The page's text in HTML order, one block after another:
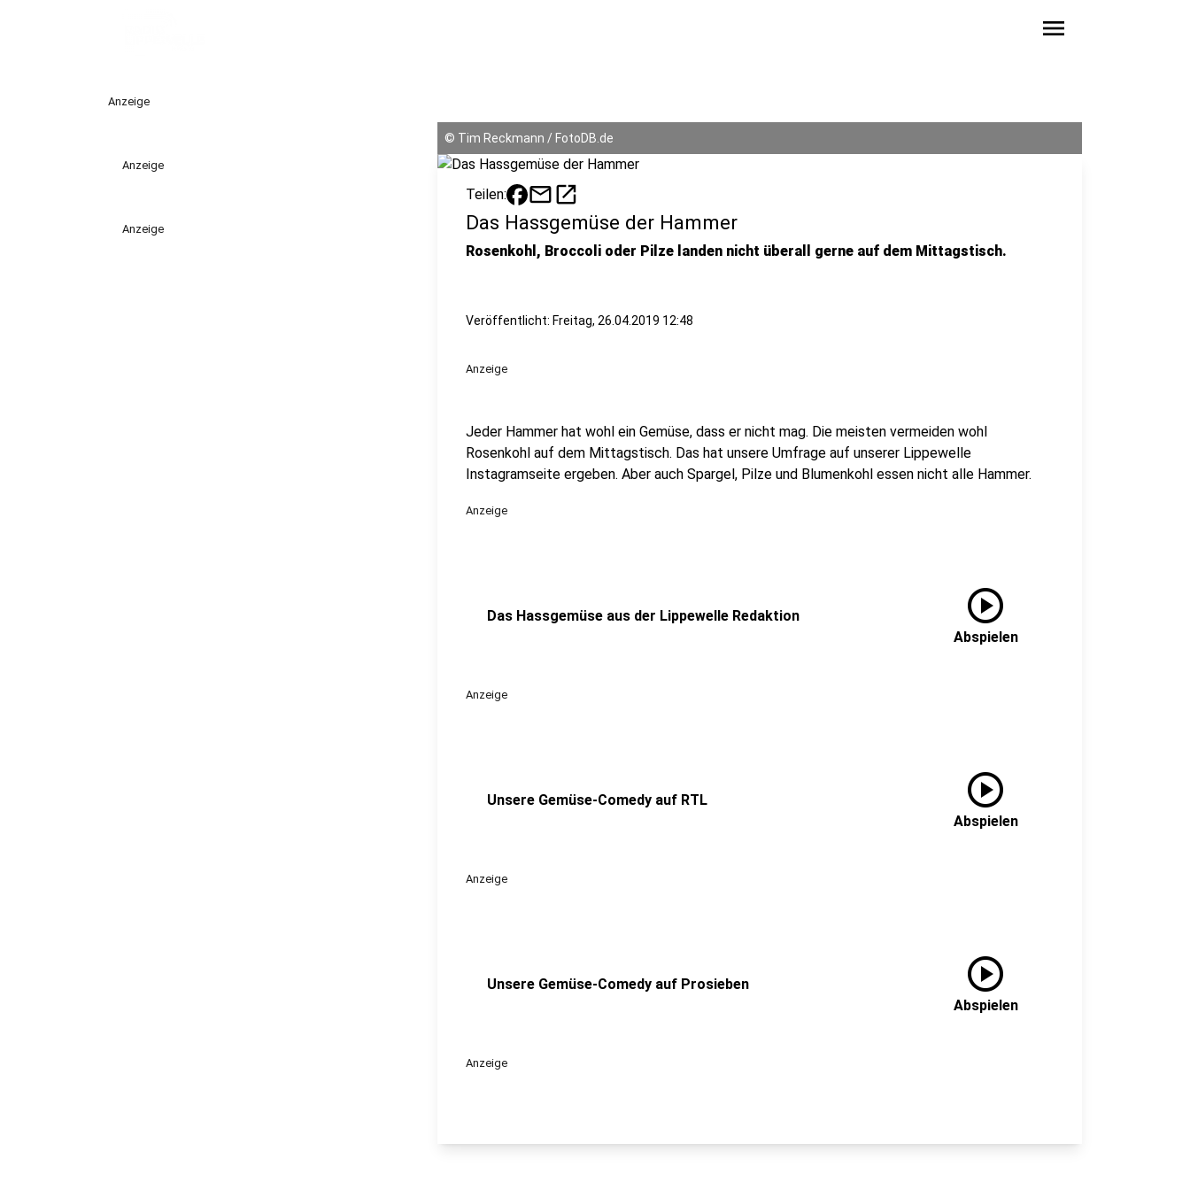
menu
Anzeige
Anzeige
Anzeige
© Tim Reckmann / FotoDB.de
Teilen: mailopen_in_new
Das Hassgemüse der Hammer
Rosenkohl, Broccoli oder Pilze landen nicht überall gerne auf dem Mittagstisch.
Veröffentlicht: Freitag, 26.04.2019 12:48
Anzeige
Jeder Hammer hat wohl ein Gemüse, dass er nicht mag. Die meisten vermeiden wohl
Rosenkohl auf dem Mittagstisch. Das hat unsere Umfrage auf unserer Lippewelle
Instagramseite ergeben. Aber auch Spargel, Pilze und Blumenkohl essen nicht alle Hammer.
Anzeige
Das Hassgemüse aus der Lippewelle Redaktion play_circle
Abspielen
Anzeige
Unsere Gemüse-Comedy auf RTL play_circle
Abspielen
Anzeige
Unsere Gemüse-Comedy auf Prosieben play_circle
Abspielen
Anzeige